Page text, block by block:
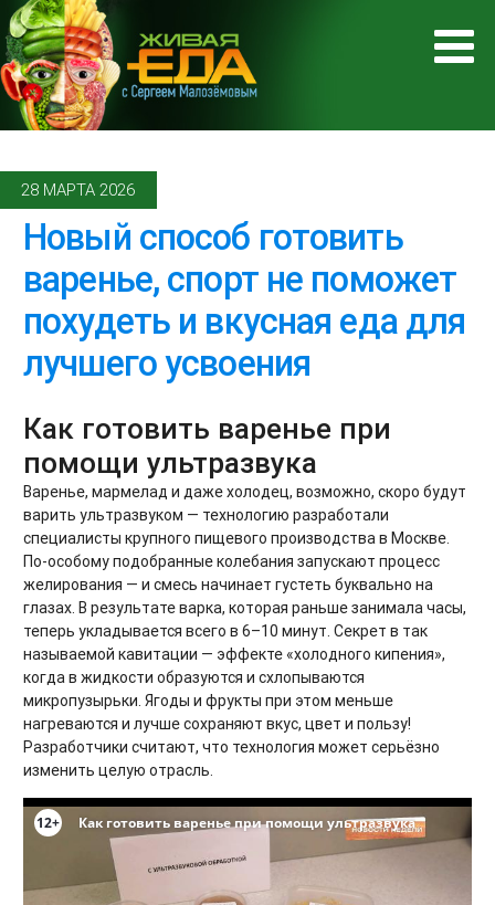
28 МАРТА 2026
Новый способ готовить
варенье, спорт не поможет
похудеть и вкусная еда для
лучшего усвоения
Как готовить варенье при
помощи ультразвука
Варенье, мармелад и даже холодец, возможно, скоро будут
варить ультразвуком — технологию разработали
специалисты крупного пищевого производства в Москве.
По-особому подобранные колебания запускают процесс
желирования — и смесь начинает густеть буквально на
глазах. В результате варка, которая раньше занимала часы,
теперь укладывается всего в 6–10 минут. Секрет в так
называемой кавитации — эффекте «холодного кипения»,
когда в жидкости образуются и схлопываются
микропузырьки. Ягоды и фрукты при этом меньше
нагреваются и лучше сохраняют вкус, цвет и пользу!
Разработчики считают, что технология может серьёзно
изменить целую отрасль.